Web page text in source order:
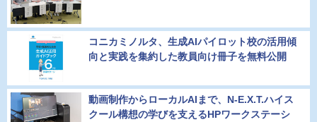
コニカミノルタ、生成AIパイロット校の活用傾
向と実践を集約した教員向け冊子を無料公開
動画制作からローカルAIまで、N-E.X.T.ハイス
クール構想の学びを支えるHPワークステーシ